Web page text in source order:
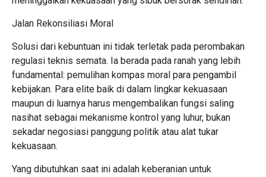
Jalan Rekonsiliasi Moral
Solusi dari kebuntuan ini tidak terletak pada perombakan
regulasi teknis semata. Ia berada pada ranah yang lebih
fundamental: pemulihan kompas moral para pengambil
kebijakan. Para elite baik di dalam lingkar kekuasaan
maupun di luarnya harus mengembalikan fungsi saling
nasihat sebagai mekanisme kontrol yang luhur, bukan
sekadar negosiasi panggung politik atau alat tukar
kekuasaan.
Yang dibutuhkan saat ini adalah keberanian untuk